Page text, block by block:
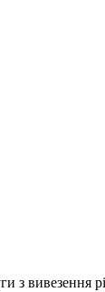
з вивезення